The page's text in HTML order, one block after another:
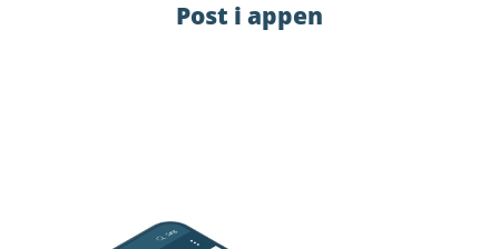
Post i appen